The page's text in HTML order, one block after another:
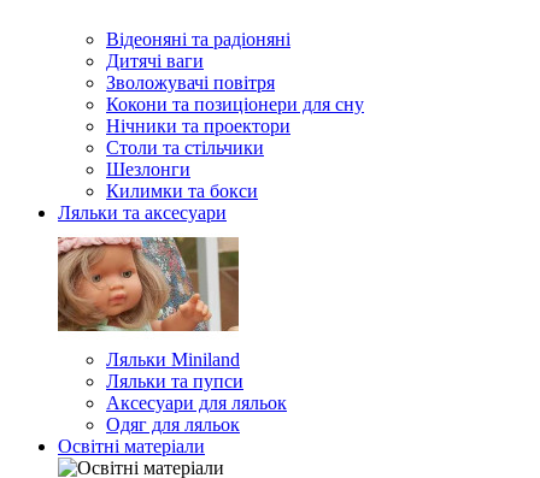
Відеоняні та радіоняні
Дитячі ваги
Зволожувачі повітря
Кокони та позиціонери для сну
Нічники та проектори
Столи та стільчики
Шезлонги
Килимки та бокси
Ляльки та аксесуари
Ляльки Miniland
Ляльки та пупси
Аксесуари для ляльок
Одяг для ляльок
Освітні матеріали